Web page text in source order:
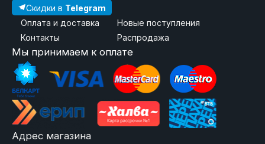
Скидки в Telegram
Оплата и доставка
Контакты
Новые поступления
Распродажа
Мы принимаем к оплате
Адрес магазина